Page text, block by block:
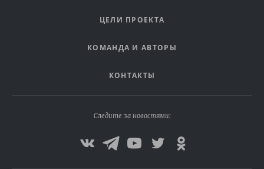
ЦЕЛИ ПРОЕКТА
КОМАНДА И АВТОРЫ
КОНТАКТЫ
Следите за новостями: